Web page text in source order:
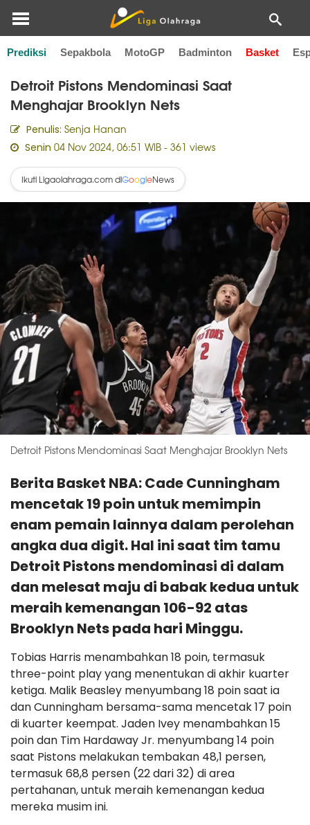
Prediksi Sepakbola MotoGP Badminton Basket
Home Basket
Detroit Pistons Mendominasi Saat
Menghajar Brooklyn Nets
Penulis: Senja Hanan
Senin 04 Nov 2024, 06:51 WIB - 361 views
Ikuti Ligaolahraga.com diGoogleNews
Detroit Pistons Mendominasi Saat Menghajar Brooklyn Nets
Berita Basket NBA: Cade Cunningham
mencetak 19 poin untuk memimpin
enam pemain lainnya dalam perolehan
angka dua digit. Hal ini saat tim tamu
Detroit Pistons mendominasi di dalam
dan melesat maju di babak kedua untuk
meraih kemenangan 106-92 atas
Brooklyn Nets pada hari Minggu.
Tobias Harris menambahkan 18 poin, termasuk
three-point play yang menentukan di akhir kuarter
ketiga. Malik Beasley menyumbang 18 poin saat ia
dan Cunningham bersama-sama mencetak 17 poin
di kuarter keempat. Jaden Ivey menambahkan 15
poin dan Tim Hardaway Jr. menyumbang 14 poin
saat Pistons melakukan tembakan 48,1 persen,
termasuk 68,8 persen (22 dari 32) di area
pertahanan, untuk meraih kemenangan kedua
mereka musim ini.